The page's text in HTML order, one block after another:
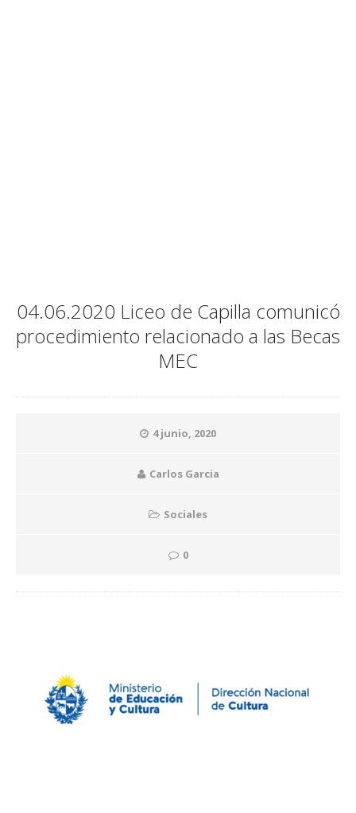
04.06.2020 Liceo de Capilla comunicó
procedimiento relacionado a las Becas
MEC
4 junio, 2020
Carlos Garcia
Sociales
0